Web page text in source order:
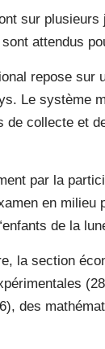
sur
attendus
repose
Le système
collecte et
par la
en
de la
la section
des